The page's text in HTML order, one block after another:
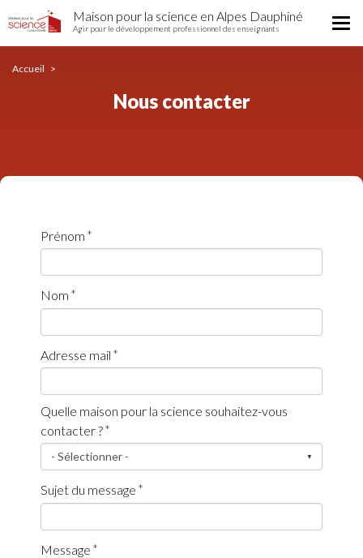
contacter
au
Maison pour la science en Alpes Dauphiné
Agir pour le développement professionnel des enseignants
Accueil
Nous contacter
Prénom
Nom
Adresse mail
Quelle maison pour la science souhaitez-vous
contacter ?
Sujet du message
Message